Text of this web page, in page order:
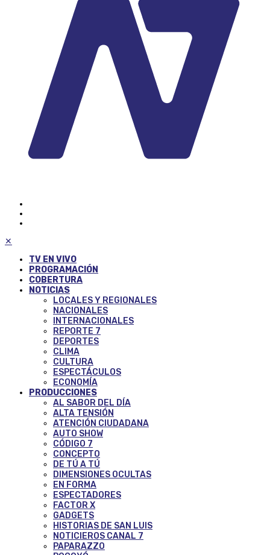
✕
TV EN VIVO
PROGRAMACIÓN
COBERTURA
NOTICIAS
LOCALES Y REGIONALES
NACIONALES
INTERNACIONALES
REPORTE 7
DEPORTES
CLIMA
CULTURA
ESPECTÁCULOS
ECONOMÍA
PRODUCCIONES
AL SABOR DEL DÍA
ALTA TENSIÓN
ATENCIÓN CIUDADANA
AUTO SHOW
CÓDIGO 7
CONCEPTO
DE TÚ A TÚ
DIMENSIONES OCULTAS
EN FORMA
ESPECTADORES
FACTOR X
GADGETS
HISTORIAS DE SAN LUIS
NOTICIEROS CANAL 7
PAPARAZZO